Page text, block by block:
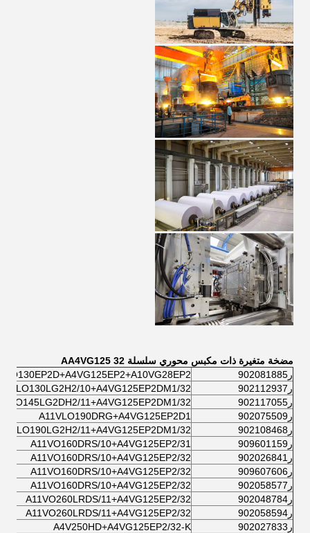
مضخة متغيرة ذات مكبس محوري سلسلة AA4VG125 32
ر902081885
ر902112937
10+A4VG125EP2DM1/32
ر902117055
11+A4VG125EP2DM1/32
ر902075509
A11VLO190DRG+A4VG125EP2D1
ر902108468
11+A4VG125EP2DM1/32
ر909601159
A11VO160DRS/10+A4VG125EP2/31
ر902026841
A11VO160DRS/10+A4VG125EP2/32
ر909607606
A11VO160DRS/10+A4VG125EP2/32
ر902058577
A11VO160DRS/10+A4VG125EP2/32
ر902048784
A11VO260LRDS/11+A4VG125EP2/32
ر902058594
A11VO260LRDS/11+A4VG125EP2/32
ر902027833
A4V250HD+A4VG125EP2/32-K